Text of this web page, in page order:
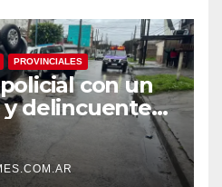
PROVINCIALES
con un
delincuentes
Francisco